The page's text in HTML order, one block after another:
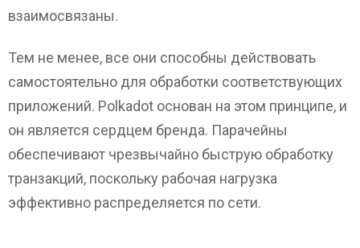
взаимосвязаны.
Тем не менее, все они способны действовать
самостоятельно для обработки соответствующих
приложений. Polkadot основан на этом принципе, и
он является сердцем бренда. Парачейны
обеспечивают чрезвычайно быструю обработку
транзакций, поскольку рабочая нагрузка
эффективно распределяется по сети.